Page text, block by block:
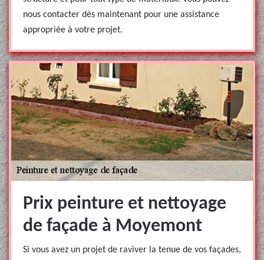
nous contacter dès maintenant pour une assistance
appropriée à votre projet.
Prix peinture et nettoyage
de façade à Moyemont
Si vous avez un projet de raviver la tenue de vos façades,